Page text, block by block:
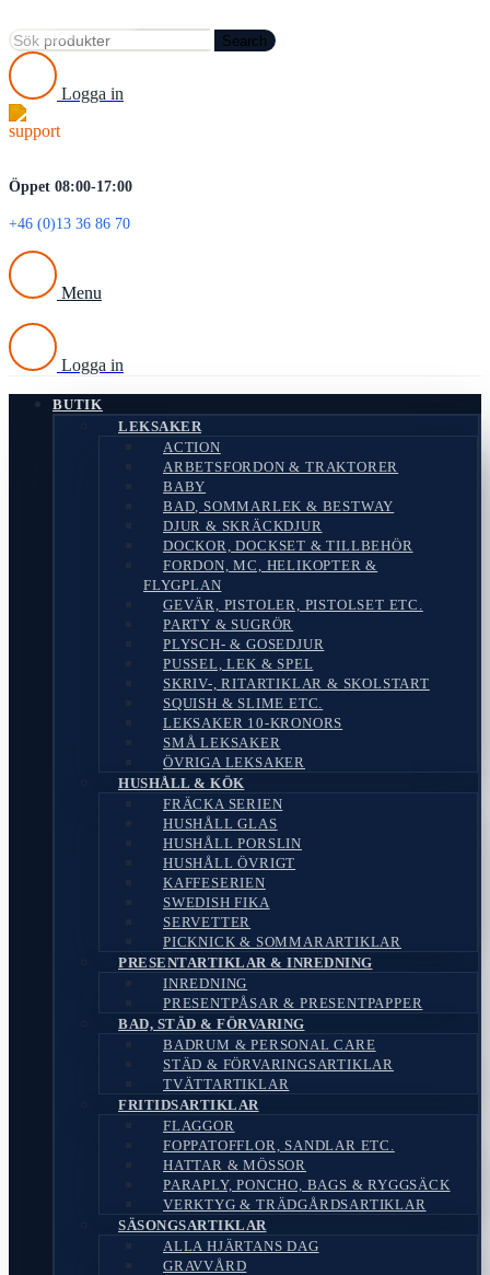
Search
Logga in
Öppet 08:00-17:00
+46 (0)13 36 86 70
Menu
Logga in
BUTIK
LEKSAKER
ACTION
ARBETSFORDON & TRAKTORER
BABY
BAD, SOMMARLEK & BESTWAY
DJUR & SKRÄCKDJUR
DOCKOR, DOCKSET & TILLBEHÖR
FORDON, MC, HELIKOPTER &
FLYGPLAN
GEVÄR, PISTOLER, PISTOLSET ETC.
PARTY & SUGRÖR
PLYSCH- & GOSEDJUR
PUSSEL, LEK & SPEL
SKRIV-, RITARTIKLAR & SKOLSTART
SQUISH & SLIME ETC.
LEKSAKER 10-KRONORS
SMÅ LEKSAKER
ÖVRIGA LEKSAKER
HUSHÅLL & KÖK
FRÄCKA SERIEN
HUSHÅLL GLAS
HUSHÅLL PORSLIN
HUSHÅLL ÖVRIGT
KAFFESERIEN
SWEDISH FIKA
SERVETTER
PICKNICK & SOMMARARTIKLAR
PRESENTARTIKLAR & INREDNING
INREDNING
PRESENTPÅSAR & PRESENTPAPPER
BAD, STÄD & FÖRVARING
BADRUM & PERSONAL CARE
STÄD & FÖRVARINGSARTIKLAR
TVÄTTARTIKLAR
FRITIDSARTIKLAR
FLAGGOR
FOPPATOFFLOR, SANDLAR ETC.
HATTAR & MÖSSOR
PARAPLY, PONCHO, BAGS & RYGGSÄCK
VERKTYG & TRÄDGÅRDSARTIKLAR
SÄSONGSARTIKLAR
ALLA HJÄRTANS DAG
GRAVVÅRD